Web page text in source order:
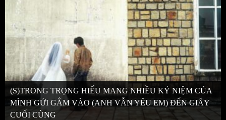
(S)TRONG TRỌNG HIẾU MANG NHIỀU KỶ NIỆM CỦA
MÌNH GỬI GẮM VÀO (ANH VẪN YÊU EM) ĐẾN GIÂY
CUỐI CÙNG